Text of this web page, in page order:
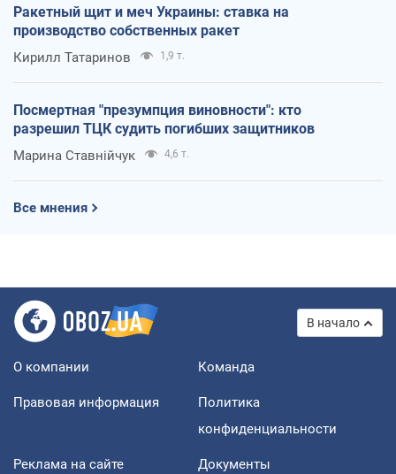
Ракетный щит и меч Украины: ставка на
производство собственных ракет
Кирилл Татаринов 1,9 т.
Посмертная "презумпция виновности": кто
разрешил ТЦК судить погибших защитников
Марина Ставнійчук 4,6 т.
Все мнения
В начало
О компании Команда
Правовая информация
Политика
конфиденциальности
Реклама на сайте Документы